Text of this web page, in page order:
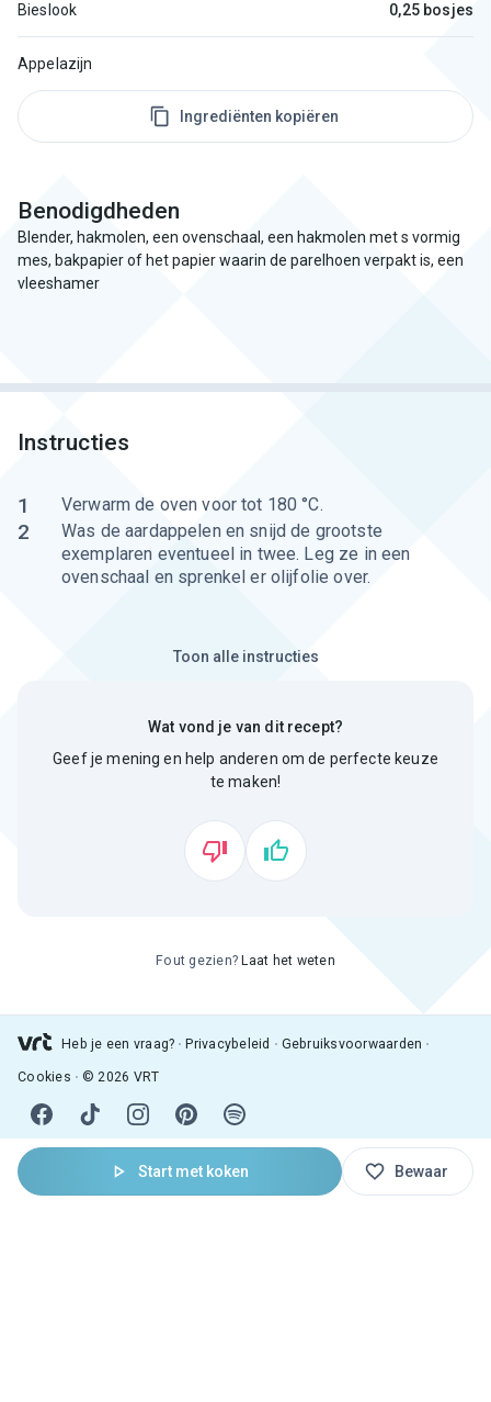
Start met koken Bewaar
Bieslook 0,25 bosjes
Appelazijn
Ingrediënten kopiëren
Benodigdheden
Blender, hakmolen, een ovenschaal, een hakmolen met s vormig
mes, bakpapier of het papier waarin de parelhoen verpakt is, een
vleeshamer
Instructies
1 Verwarm de oven voor tot 180 °C.
2
Was de aardappelen en snijd de grootste
exemplaren eventueel in twee. Leg ze in een
ovenschaal en sprenkel er olijfolie over.
Toon alle instructies
Wat vond je van dit recept?
Geef je mening en help anderen om de perfecte keuze
te maken!
Fout gezien? Laat het weten
Heb je een vraag? Privacybeleid Gebruiksvoorwaarden
Cookies © 2026 VRT